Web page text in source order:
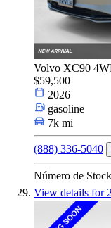
Volvo XC90
$59,500
2026
gasoline
7k mi
(888) 336-5040
Número de
View details for